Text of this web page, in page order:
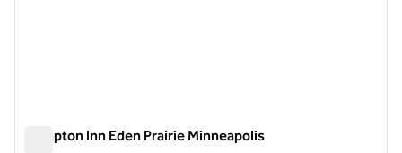
Hampton Inn Eden Prairie Minneapolis